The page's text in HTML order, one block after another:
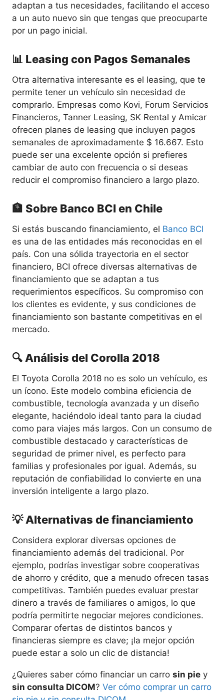
adaptan a tus necesidades, facilitando el acceso
a un auto nuevo sin que tengas que preocuparte
por un pago inicial.
📊 Leasing con Pagos Semanales
Otra alternativa interesante es el leasing, que te
permite tener un vehículo sin necesidad de
comprarlo. Empresas como Kovi, Forum Servicios
Financieros, Tanner Leasing, SK Rental y Amicar
ofrecen planes de leasing que incluyen pagos
semanales de aproximadamente $ 16.667. Esto
puede ser una excelente opción si prefieres
cambiar de auto con frecuencia o si deseas
reducir el compromiso financiero a largo plazo.
🏦 Sobre Banco BCI en Chile
Si estás buscando financiamiento, el Banco BCI
es una de las entidades más reconocidas en el
país. Con una sólida trayectoria en el sector
financiero, BCI ofrece diversas alternativas de
financiamiento que se adaptan a tus
requerimientos específicos. Su compromiso con
los clientes es evidente, y sus condiciones de
financiamiento son bastante competitivas en el
mercado.
🔍 Análisis del Corolla 2018
El Toyota Corolla 2018 no es solo un vehículo, es
un ícono. Este modelo combina eficiencia de
combustible, tecnología avanzada y un diseño
elegante, haciéndolo ideal tanto para la ciudad
como para viajes más largos. Con un consumo de
combustible destacado y características de
seguridad de primer nivel, es perfecto para
familias y profesionales por igual. Además, su
reputación de confiabilidad lo convierte en una
inversión inteligente a largo plazo.
💡 Alternativas de financiamiento
Considera explorar diversas opciones de
financiamiento además del tradicional. Por
ejemplo, podrías investigar sobre cooperativas
de ahorro y crédito, que a menudo ofrecen tasas
competitivas. También puedes evaluar prestar
dinero a través de familiares o amigos, lo que
podría permitirte negociar mejores condiciones.
Comparar ofertas de distintos bancos y
financieras siempre es clave; ¡la mejor opción
puede estar a solo un clic de distancia!
¿Quieres saber cómo financiar un carro sin pie y
sin consulta DICOM? Ver cómo comprar un carro